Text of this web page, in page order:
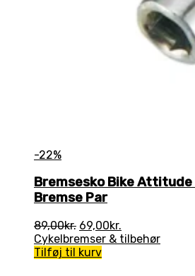
-22%
Bremsesko Bike Attitude
Bremse Par
89,00kr. Den
oprindelige
pris
69,00kr.
aktuelle
Cykelbremser & tilbehør
Tilføj til kurv